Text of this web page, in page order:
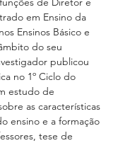
em Ensino da
Ensinos Básico e
do seu
publicou
no 1º Ciclo do
estudo de
as características
ensino e a formação
tese de